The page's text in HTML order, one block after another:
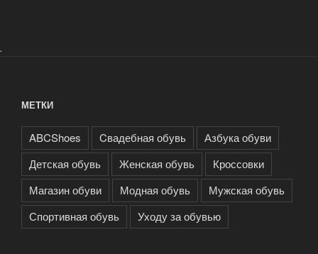
.
МЕТКИ
ABCShoes Cвадебная обувь
Азбука обуви
Детская обувь
Женская обувь
Кроссовки
Магазин обуви
Модная обувь
Мужская обувь
Спортивная обувь
Уходу за обувью